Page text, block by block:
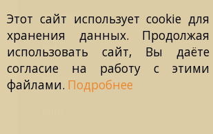
ТЕОРИЯ
МЫ
ФОРУМ
Этот сайт использует cookie для
хранения данных. Продолжая
использовать сайт, Вы даёте
согласие на работу с этими
файлами. Подробнее